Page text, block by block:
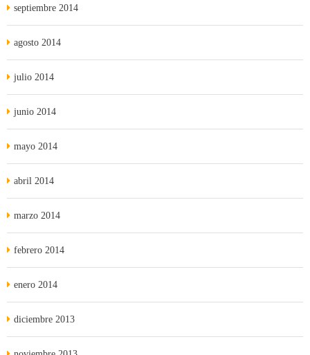
septiembre 2014
agosto 2014
julio 2014
junio 2014
mayo 2014
abril 2014
marzo 2014
febrero 2014
enero 2014
diciembre 2013